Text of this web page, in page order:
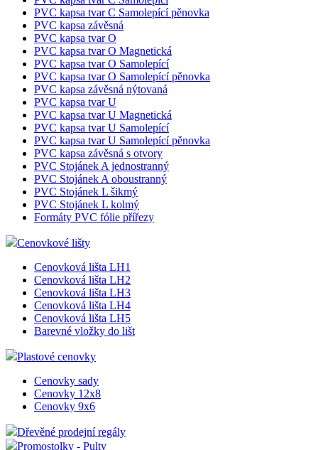
Pouzdra na informace
PVC samolepící kapsa tvar C
PVC samolepící kapsa tvar D
PVC nelepící kapsa tvar U
PVC samolepící kapsa tvar U
PVC kapsa tvar C
PVC kapsa tvar C Magnetická
PVC kapsa tvar C Samolepící
PVC kapsa tvar C Samolepící pěnovka
PVC kapsa závěsná
PVC kapsa tvar O
PVC kapsa tvar O Magnetická
PVC kapsa tvar O Samolepící
PVC kapsa tvar O Samolepící pěnovka
PVC kapsa závěsná nýtovaná
PVC kapsa tvar U
PVC kapsa tvar U Magnetická
PVC kapsa tvar U Samolepící
PVC kapsa tvar U Samolepící pěnovka
PVC kapsa závěsná s otvory
PVC Stojánek A jednostranný
PVC Stojánek A oboustranný
PVC Stojánek L šikmý
PVC Stojánek L kolmý
Formáty PVC fólie přířezy
Cenovkové lišty
Cenovková lišta LH1
Cenovková lišta LH2
Cenovková lišta LH3
Cenovková lišta LH4
Cenovková lišta LH5
Barevné vložky do lišt